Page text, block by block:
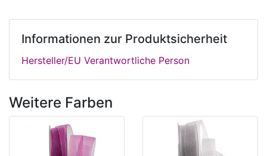
Informationen zur Produktsicherheit
Hersteller/EU Verantwortliche Person
Weitere Farben